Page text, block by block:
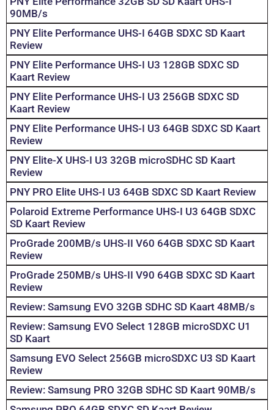
90MB/s
PNY Elite Performance UHS-I 64GB SDXC SD Kaart
Review
PNY Elite Performance UHS-I U3 128GB SDXC SD
Kaart Review
PNY Elite Performance UHS-I U3 256GB SDXC SD
Kaart Review
PNY Elite Performance UHS-I U3 64GB SDXC SD Kaart
Review
PNY Elite-X UHS-I U3 32GB microSDHC SD Kaart
Review
PNY PRO Elite UHS-I U3 64GB SDXC SD Kaart Review
Polaroid Extreme Performance UHS-I U3 64GB SDXC
SD Kaart Review
ProGrade 200MB/s UHS-II V60 64GB SDXC SD Kaart
Review
ProGrade 250MB/s UHS-II V90 64GB SDXC SD Kaart
Review
Review: Samsung EVO 32GB SDHC SD Kaart 48MB/s
Review: Samsung EVO Select 128GB microSDXC U1
SD Kaart
Samsung EVO Select 256GB microSDXC U3 SD Kaart
Review
Review: Samsung PRO 32GB SDHC SD Kaart 90MB/s